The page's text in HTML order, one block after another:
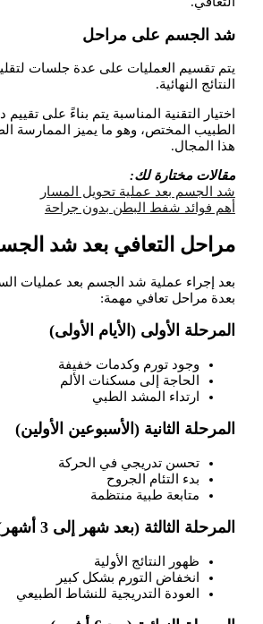
شد الجسم على مراحل
يتم تقسيم العمليات على عدة جلسات
النتائج النهائية.
اختيار التقنية المناسبة يتم بناءً على
الطبيب المختص، وهو ما يميز الممارسة
هذا المجال.
مقالات مختارة لك:
شد الجسم بعد عملية تحويل المسار
أهم فوائد شفط البطن بدون جراحة
مراحل التعافي بعد شد
بعد إجراء عملية شد الجسم بعد عمليات
بعدة مراحل تعافي مهمة:
المرحلة الأولى (الأيام الأولى)
وجود تورم وكدمات خفيفة
الحاجة إلى مسكنات الألم
ارتداء المشد الطبي
المرحلة الثانية (الأسبوعين الأولين)
تحسن تدريجي في الحركة
بدء التئام الجروح
متابعة طبية منتظمة
المرحلة الثالثة (بعد شهر إلى 3 أشهر)
ظهور النتائج الأولية
انخفاض التورم بشكل كبير
العودة التدريجية للنشاط الطبيعي